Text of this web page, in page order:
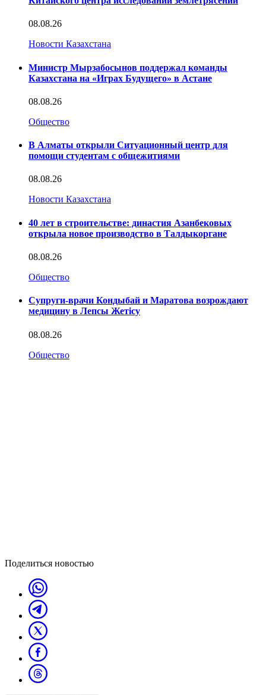
08.08.26
Новости Казахстана
Министр Мырзабосынов поддержал команды
Казахстана на «Играх Будущего» в Астане
08.08.26
Общество
В Алматы открыли Ситуационный центр для
помощи студентам с общежитиями
08.08.26
Новости Казахстана
40 лет в строительстве: династия Азанбековых
открыла новое производство в Талдыкоргане
08.08.26
Общество
Супруги-врачи Кондыбай и Маратова возрождают
медицину в Лепсы Жетісу
08.08.26
Общество
Поделиться новостью